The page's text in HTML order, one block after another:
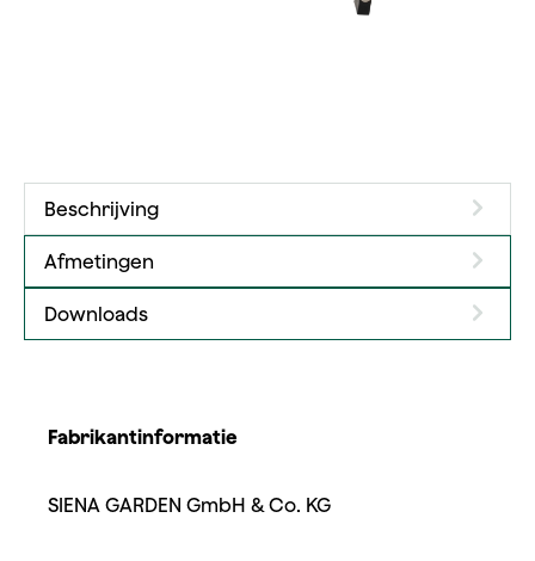
Beschrijving
Afmetingen
Downloads
Fabrikantinformatie
SIENA GARDEN GmbH & Co. KG